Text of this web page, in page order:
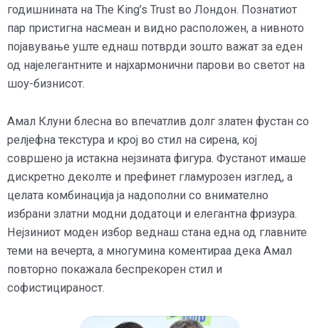
годишнината на The King’s Trust во Лондон. Познатиот
пар пристигна насмеан и видно расположен, а нивното
појавување уште еднаш потврди зошто важат за еден
од најелегантните и најхармонични парови во светот на
шоу-бизнисот.
Амал Клуни блесна во впечатлив долг златен фустан со
релјефна текстура и крој во стил на сирена, кој
совршено ја истакна нејзината фигура. Фустанот имаше
дискретно деколте и префинет гламурозен изглед, а
целата комбинација ја надополни со внимателно
избрани златни модни додатоци и елегантна фризура.
Нејзиниот моден избор веднаш стана една од главните
теми на вечерта, а многумина коментираа дека Амал
повторно покажала беспрекорен стил и
софистицираност.